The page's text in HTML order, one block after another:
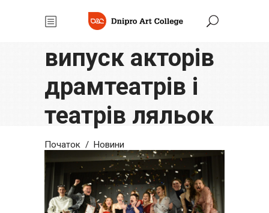
Відбувся
випуск акторів
драмтеатрів і
театрів ляльок
Початок / Новини